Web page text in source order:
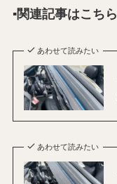
▪️関連記事はこちら
あわせて読みたい
あわせて読みたい